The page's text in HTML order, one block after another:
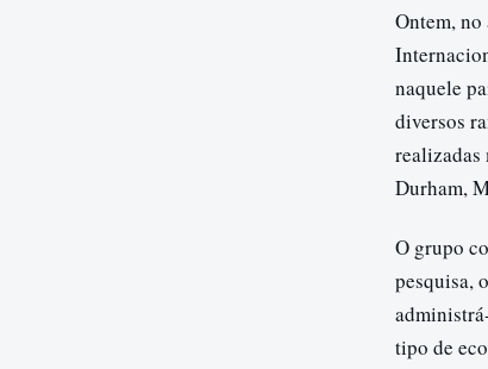
Ontem,
naquele
diversos
realizadas
Durham,
O grupo
pesquisa,
tipo de